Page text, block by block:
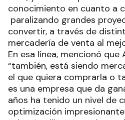
conocimiento en cuanto a
paralizando grandes
convertir, a través de
mercadería de venta al
En esa línea, mencionó
“también, está siendo
el que quiera comprarla o
es una empresa que da
años ha tenido un nivel de
optimización